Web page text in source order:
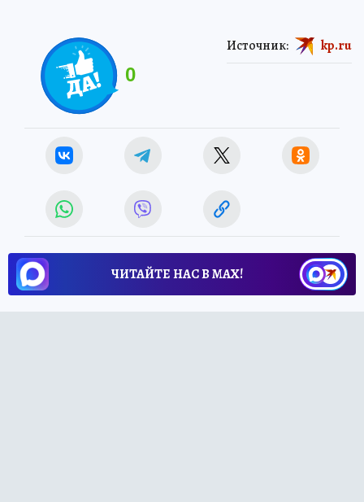
0
Источник: kp.ru
ЧИТАЙТЕ НАС В МАХ!